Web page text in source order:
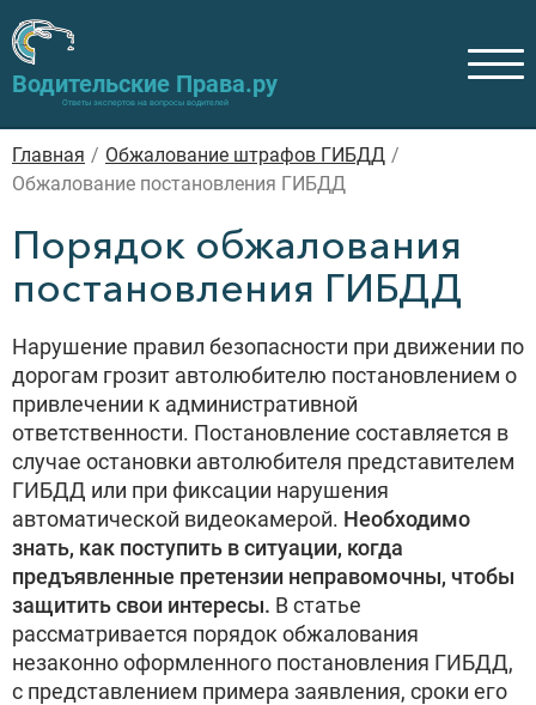
Водительские Права.ру
Ответы экспертов на вопросы водителей
Главная / Обжалование штрафов ГИБДД /
Обжалование постановления ГИБДД
Порядок обжалования
постановления ГИБДД
Нарушение правил безопасности при движении по
дорогам грозит автолюбителю постановлением о
привлечении к административной
ответственности. Постановление составляется в
случае остановки автолюбителя представителем
ГИБДД или при фиксации нарушения
автоматической видеокамерой. Необходимо
знать, как поступить в ситуации, когда
предъявленные претензии неправомочны, чтобы
защитить свои интересы. В статье
рассматривается порядок обжалования
незаконно оформленного постановления ГИБДД,
с представлением примера заявления, сроки его